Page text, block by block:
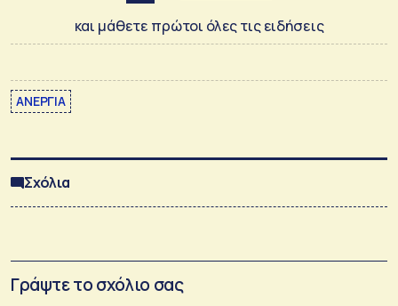
και μάθετε πρώτοι όλες τις ειδήσεις
ΑΝΕΡΓΙΑ
Σχόλια
Γράψτε το σχόλιο σας